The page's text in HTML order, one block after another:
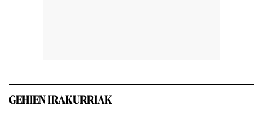
GEHIEN IRAKURRIAK